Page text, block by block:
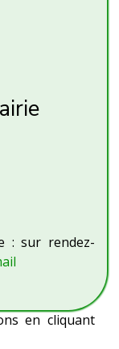
: sur rendez-
en cliquant